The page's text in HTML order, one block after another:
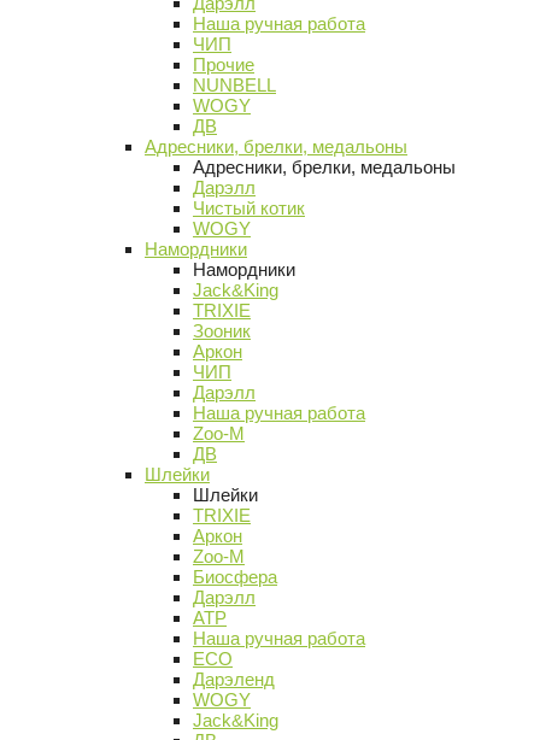
Наша ручная работа
ЧИП
Прочие
NUNBELL
WOGY
ДВ
Адресники, брелки, медальоны
Адресники, брелки, медальоны
Дарэлл
Чистый котик
WOGY
Намордники
Намордники
Jack&King
TRIXIE
Зооник
Аркон
ЧИП
Дарэлл
Наша ручная работа
Zoo-M
ДВ
Шлейки
Шлейки
TRIXIE
Аркон
Zoo-M
Биосфера
Дарэлл
АТР
Наша ручная работа
ECO
Дарэленд
WOGY
Jack&King